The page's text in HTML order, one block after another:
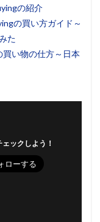
の紹介
の買い方ガイド～
た
い物の仕方～日本
ックしよう！